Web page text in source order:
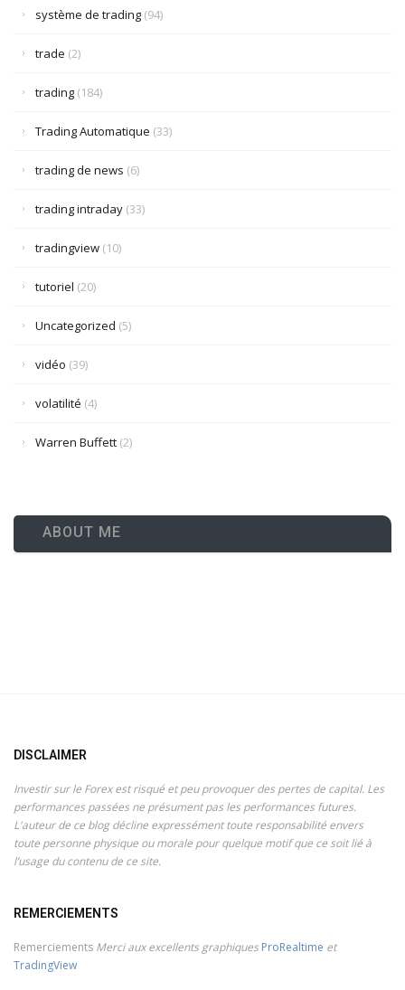
système de trading (94)
trade (2)
trading (184)
Trading Automatique (33)
trading de news (6)
trading intraday (33)
tradingview (10)
tutoriel (20)
Uncategorized (5)
vidéo (39)
volatilité (4)
Warren Buffett (2)
ABOUT ME
DISCLAIMER
Investir sur le Forex est risqué et peu provoquer des pertes de capital. Les
performances passées ne présument pas les performances futures.
L'auteur de ce blog décline expressément toute responsabilité envers
toute personne physique ou morale pour quelque motif que ce soit lié à
l’usage du contenu de ce site.
REMERCIEMENTS
Remerciements Merci aux excellents graphiques ProRealtime et
TradingView